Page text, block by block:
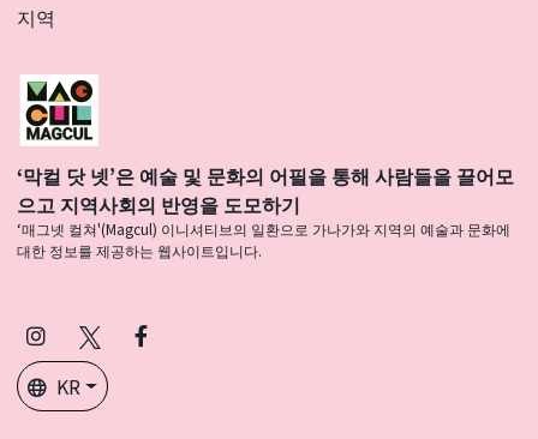
지역
‘막컬 닷 넷’은 예술 및 문화의 어필을 통해 사람들을 끌어모
으고 지역사회의 반영을 도모하기
‘매그넷 컬쳐'(Magcul) 이니셔티브의 일환으로 가나가와 지역의 예술과 문화에
대한 정보를 제공하는 웹사이트입니다.
Instagram
(Twitter)
Facebook
KR